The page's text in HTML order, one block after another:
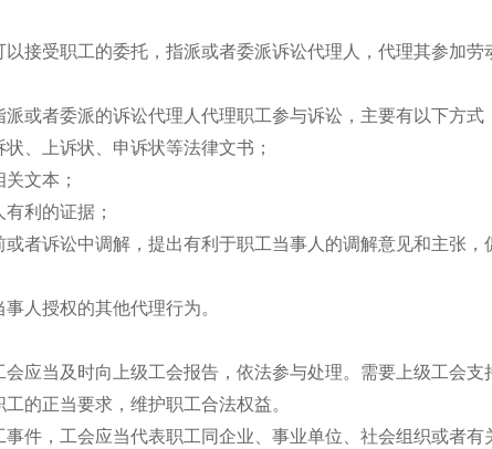
接受职工的委托，指派或者委派诉讼代理人，代理其参加
或者委派的诉讼代理人代理职工参与诉讼，主要有以下方式
、上诉状、申诉状等法律文书；
文本；
利的证据；
者诉讼中调解，提出有利于职工当事人的调解意见和主张，
人授权的其他代理行为。
应当及时向上级工会报告，依法参与处理。需要上级工会支
的正当要求，维护职工合法权益。
件，工会应当代表职工同企业、事业单位、社会组织或者